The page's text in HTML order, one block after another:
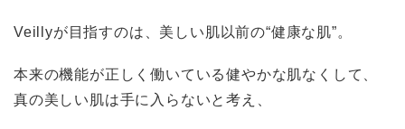
Veillyが目指すのは、美しい肌以前の“健康な肌”。
本来の機能が正しく働いている健やかな肌なくして、
真の美しい肌は手に入らないと考え、